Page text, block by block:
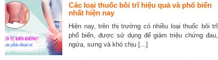
Các loại thuốc bôi trĩ hiệu quả và phổ biến
nhất hiện nay
Hiện nay, trên thị trường có nhiều loại thuốc bôi trĩ
phổ biến, được sử dụng để giảm triệu chứng đau,
ngứa, sưng và khó chịu [...]